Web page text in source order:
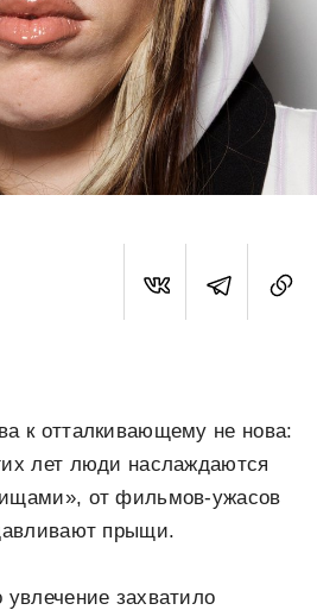
к отталкивающему не нова:
лет люди наслаждаются
от фильмов-ужасов
прыщи.
захватило